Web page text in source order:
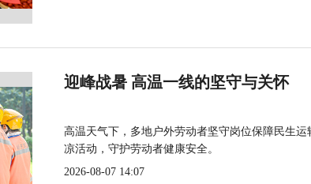
迎峰战暑 高温一线的坚守与关怀
高温天气下，多地户外劳动者坚守岗位保障民生
凉活动，守护劳动者健康安全。
2026-08-07 14:07